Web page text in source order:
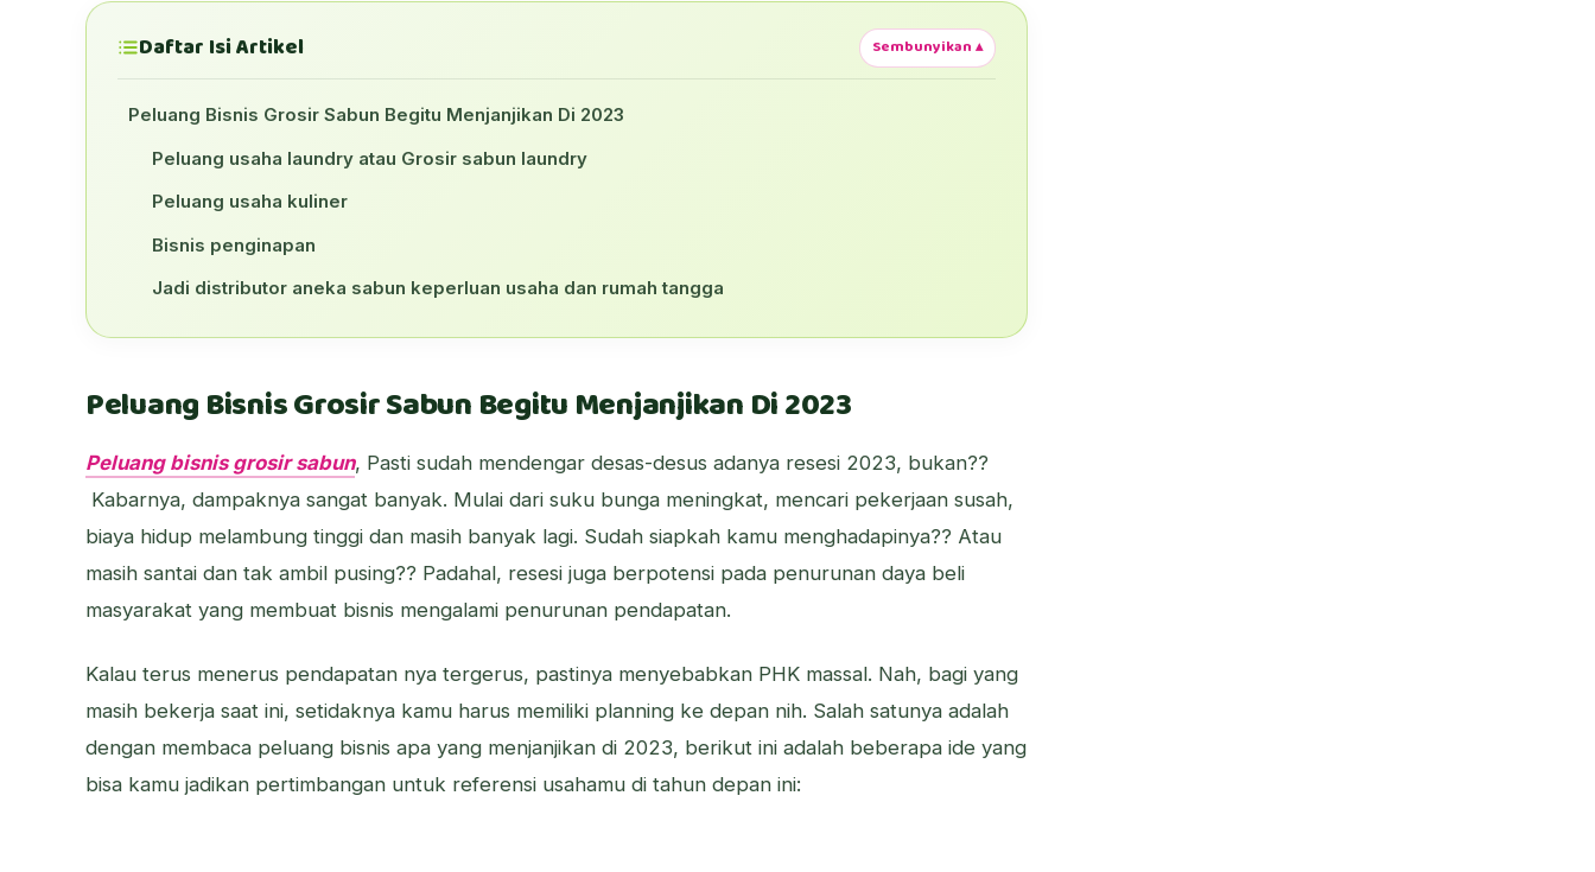
Daftar Isi Artikel Sembunyikan ▴
Peluang Bisnis Grosir Sabun Begitu Menjanjikan Di 2023
Peluang usaha laundry atau Grosir sabun laundry
Peluang usaha kuliner
Bisnis penginapan
Jadi distributor aneka sabun keperluan usaha dan rumah tangga
Peluang Bisnis Grosir Sabun Begitu Menjanjikan Di 2023
Peluang bisnis grosir sabun, Pasti sudah mendengar desas-desus adanya resesi 2023, bukan??
Kabarnya, dampaknya sangat banyak. Mulai dari suku bunga meningkat, mencari pekerjaan susah,
biaya hidup melambung tinggi dan masih banyak lagi. Sudah siapkah kamu menghadapinya?? Atau
masih santai dan tak ambil pusing?? Padahal, resesi juga berpotensi pada penurunan daya beli
masyarakat yang membuat bisnis mengalami penurunan pendapatan.
Kalau terus menerus pendapatan nya tergerus, pastinya menyebabkan PHK massal. Nah, bagi yang
masih bekerja saat ini, setidaknya kamu harus memiliki planning ke depan nih. Salah satunya adalah
dengan membaca peluang bisnis apa yang menjanjikan di 2023, berikut ini adalah beberapa ide yang
bisa kamu jadikan pertimbangan untuk referensi usahamu di tahun depan ini: